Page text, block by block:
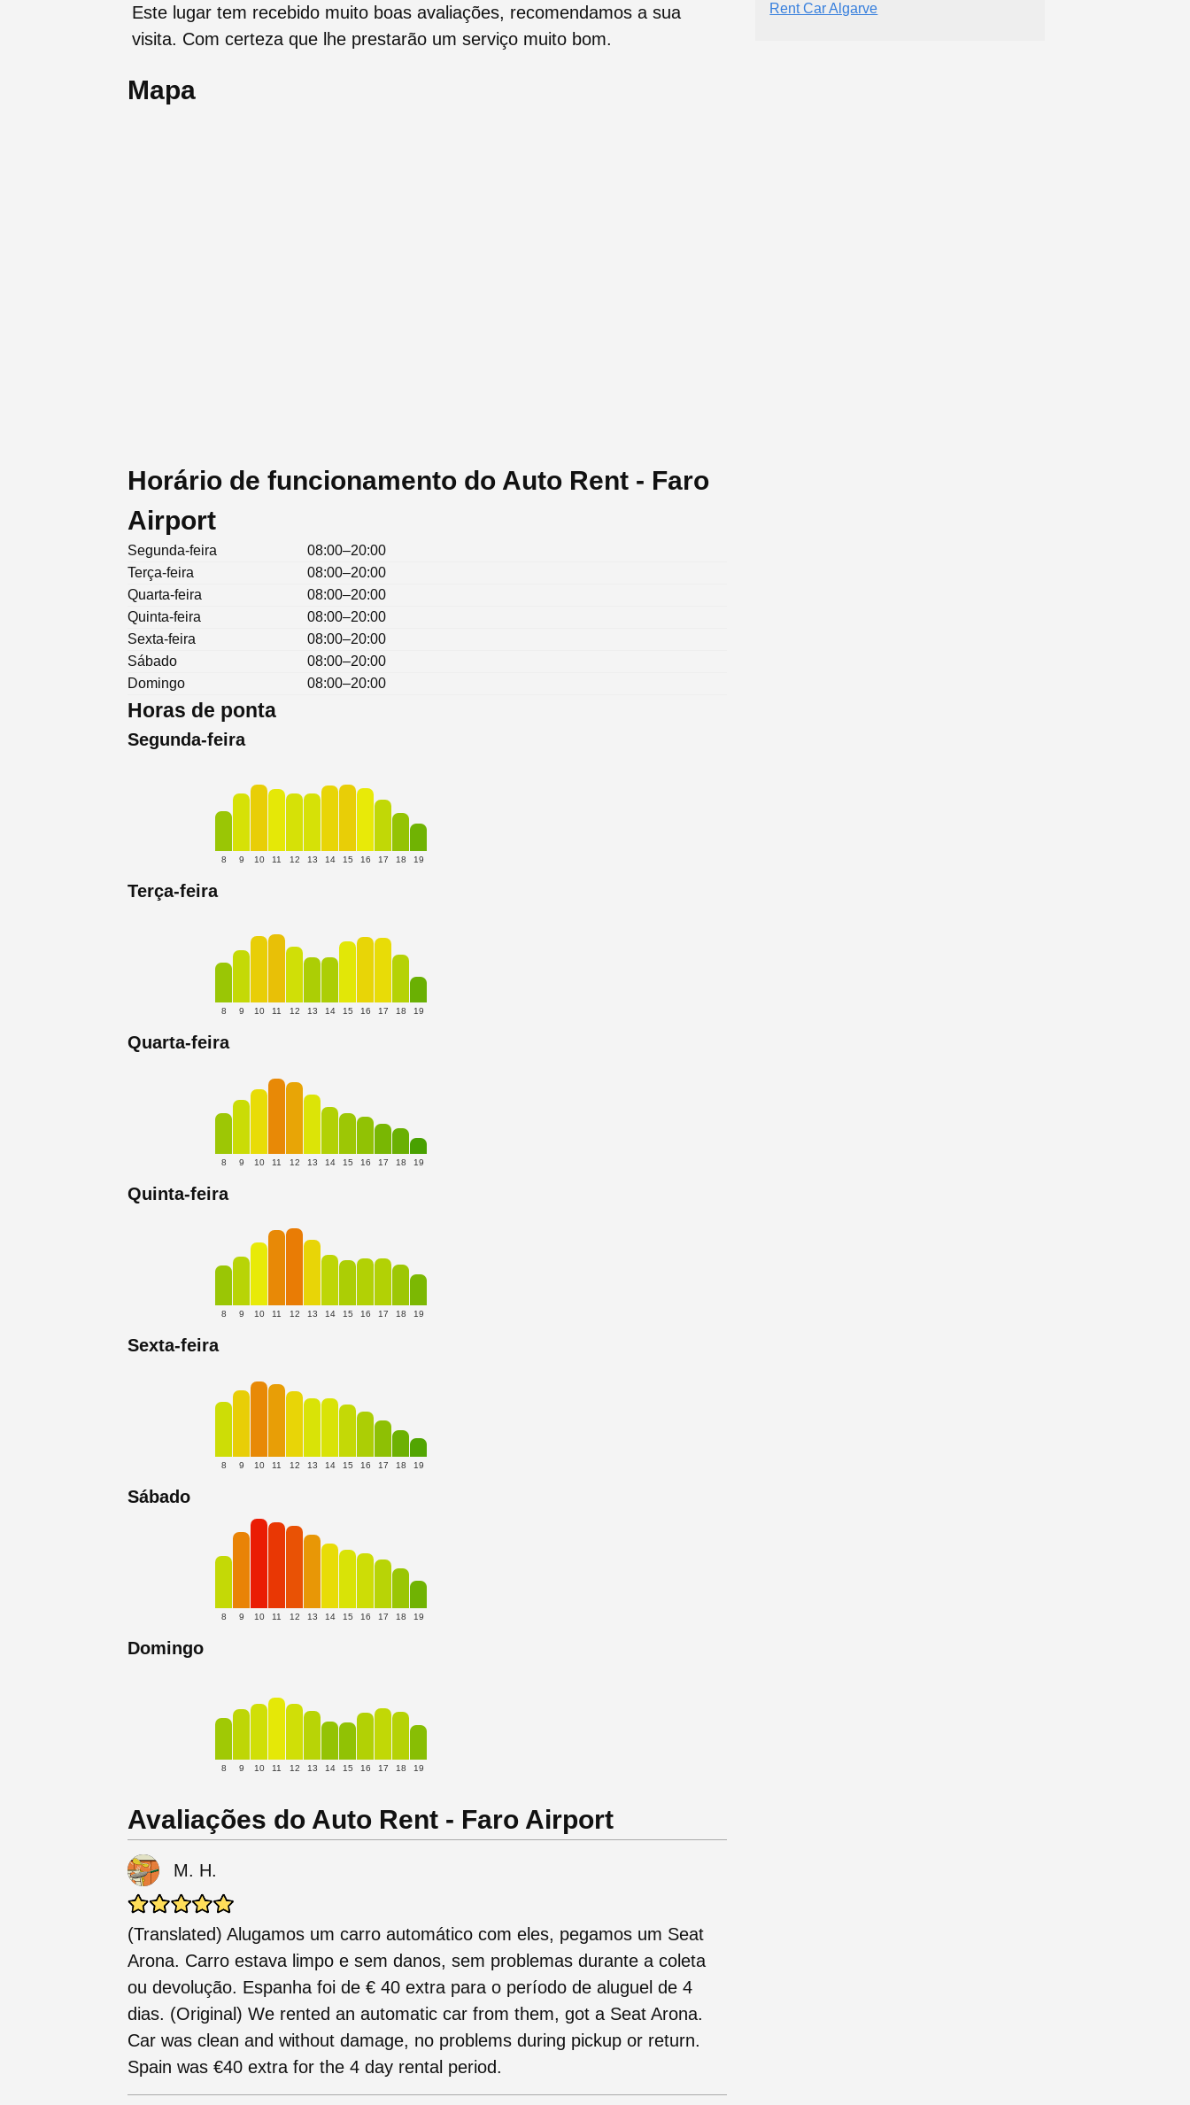
Este lugar tem recebido muito boas avaliações, recomendamos a sua
visita. Com certeza que lhe prestarão um serviço muito bom.
Mapa
Horário de funcionamento do Auto Rent - Faro
Airport
Segunda-feira
08:00–20:00
Terça-feira
08:00–20:00
Quarta-feira
08:00–20:00
Quinta-feira
08:00–20:00
Sexta-feira
08:00–20:00
Sábado
08:00–20:00
Domingo
08:00–20:00
Horas de ponta
Segunda-feira
8 9 10 11 12 13 14 15 16 17 18 19
Terça-feira
8 9 10 11 12 13 14 15 16 17 18 19
Quarta-feira
8 9 10 11 12 13 14 15 16 17 18 19
Quinta-feira
8 9 10 11 12 13 14 15 16 17 18 19
Sexta-feira
8 9 10 11 12 13 14 15 16 17 18 19
Sábado
8 9 10 11 12 13 14 15 16 17 18 19
Domingo
8 9 10 11 12 13 14 15 16 17 18 19
Avaliações do Auto Rent - Faro Airport
M. H.
(Translated) Alugamos um carro automático com eles, pegamos um Seat
Arona. Carro estava limpo e sem danos, sem problemas durante a coleta
ou devolução. Espanha foi de € 40 extra para o período de aluguel de 4
dias. (Original) We rented an automatic car from them, got a Seat Arona.
Car was clean and without damage, no problems during pickup or return.
Spain was €40 extra for the 4 day rental period.
Rent Car Algarve